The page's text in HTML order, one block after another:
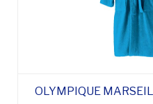
OLYMPIQUE